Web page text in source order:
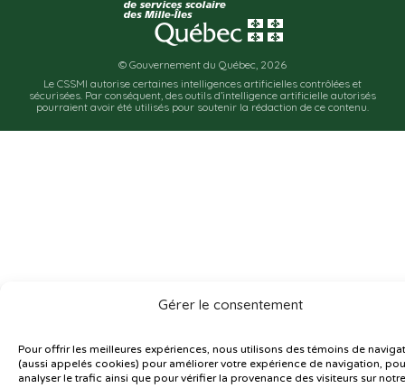
Gérer le consentement
Pour offrir les meilleures expériences, nous utilisons des témoins de
(aussi appelés cookies) pour améliorer votre expérience de navigation,
analyser le trafic ainsi que pour vérifier la provenance des visiteurs sur
© Gouvernement du Québec, 2026
Le CSSMI autorise certaines intelligences artificielles contrôlées et
sécurisées. Par conséquent, des outils d’intelligence artificielle autorisés
pourraient avoir été utilisés pour soutenir la rédaction de ce contenu.